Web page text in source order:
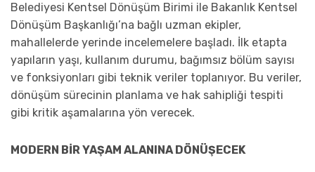
Belediyesi Kentsel Dönüşüm Birimi ile Bakanlık Kentsel
Dönüşüm Başkanlığı’na bağlı uzman ekipler,
mahallelerde yerinde incelemelere başladı. İlk etapta
yapıların yaşı, kullanım durumu, bağımsız bölüm sayısı
ve fonksiyonları gibi teknik veriler toplanıyor. Bu veriler,
dönüşüm sürecinin planlama ve hak sahipliği tespiti
gibi kritik aşamalarına yön verecek.
MODERN BİR YAŞAM ALANINA DÖNÜŞECEK